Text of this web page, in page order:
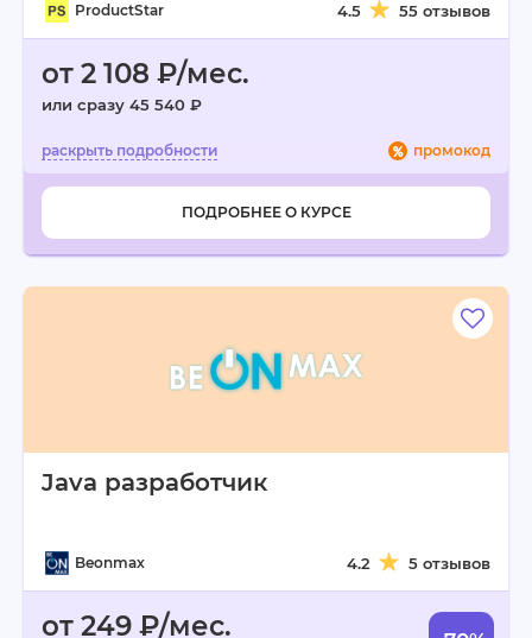
ProductStar 4.5 55 отзывов
от 2 108 ₽/мес.
или сразу 45 540 ₽
промокод
ПОДРОБНЕЕ О КУРСЕ
Java разработчик
Beonmax 4.2 5 отзывов
от 249 ₽/мес.